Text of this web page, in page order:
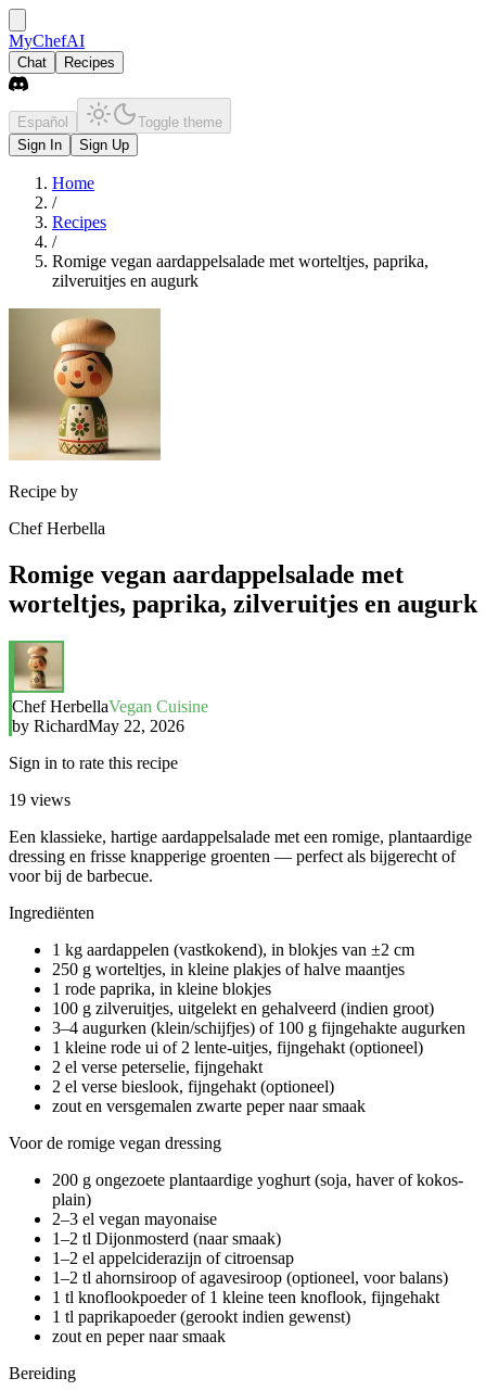
MyChefAI
Chat Recipes
Español
Toggle theme
Sign In
Sign Up
Home
/
Recipes
/
Romige vegan aardappelsalade met worteltjes, paprika,
zilveruitjes en augurk
Recipe by
Chef Herbella
Romige vegan aardappelsalade met
worteltjes, paprika, zilveruitjes en augurk
Chef HerbellaVegan Cuisine
by RichardMay 22, 2026
Sign in to rate this recipe
19 views
Een klassieke, hartige aardappelsalade met een romige, plantaardige
dressing en frisse knapperige groenten — perfect als bijgerecht of
voor bij de barbecue.
Ingrediënten
1 kg aardappelen (vastkokend), in blokjes van ±2 cm
250 g worteltjes, in kleine plakjes of halve maantjes
1 rode paprika, in kleine blokjes
100 g zilveruitjes, uitgelekt en gehalveerd (indien groot)
3–4 augurken (klein/schijfjes) of 100 g fijngehakte augurken
1 kleine rode ui of 2 lente-uitjes, fijngehakt (optioneel)
2 el verse peterselie, fijngehakt
2 el verse bieslook, fijngehakt (optioneel)
zout en versgemalen zwarte peper naar smaak
Voor de romige vegan dressing
200 g ongezoete plantaardige yoghurt (soja, haver of kokos-
plain)
2–3 el vegan mayonaise
1–2 tl Dijonmosterd (naar smaak)
1–2 el appelciderazijn of citroensap
1–2 tl ahornsiroop of agavesiroop (optioneel, voor balans)
1 tl knoflookpoeder of 1 kleine teen knoflook, fijngehakt
1 tl paprikapoeder (gerookt indien gewenst)
zout en peper naar smaak
Bereiding